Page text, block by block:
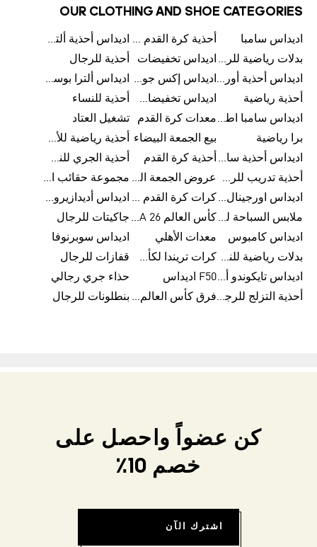
OUR CLOTHING AND SHOE CATEGORIES
اديداس سامبا أحذية كرة القدم للرجال
اديداس أحذية ألترا بوست للرجال
بدلات رياضية للرجال اديداس تخفيضات
أحذية للرجال
اديداس أحذية أورجينالز
اديداس إكس جود بيلينغهام
اديداس ألترا بوست
أحذية رياضية
اديداس تخفيضات للأطفال
أحذية للنساء
اديداس سامبا اطفالمعدات كرة القدم
تشغيل العتاد
برا رياضية
بيع الجمعة البيضاء
أحذية رياضية للأطفال
اديداس أحذية سامبا للنساء أحذية كرة القدم
أحذية الجري للنساء
أحذية تدريب للرجال
عروض الجمعة البيضاء للرجال
مجموعة حقائب الظهر
اديداس اورجينال ملابس
كرات كرة القدم للرجال
اديداس أديدازيرو معدات الجري
ملابس السباحة للرجال
كأس العالم FIFA 26™ جاكيتات للرجال
اديداس كامبوس
معدات الأهلي
اديداس سوبرنوفا
بدلات رياضية للنساء
كرات تريندا لكأس العالم FIFA 26™
قفازات للرجال
اديداس تايكوندو أورجنالزF50 اديداس
حذاء جري رجالي
أحذية التزلج للرجال
فرق كأس العالم FIFA 26™ بنطلونات للرجال
كن عضواً واحصل على
خصم 10٪
اشترك الآن